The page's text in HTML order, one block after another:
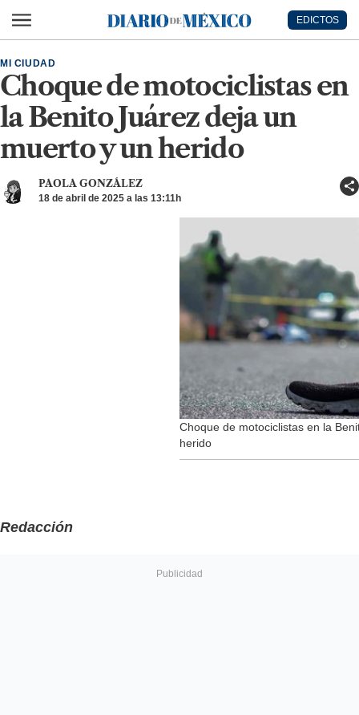
Diario de México
EDICTOS
Choque de motociclistas en
la Benito Juárez deja un
muerto y un herido
MI CIUDAD
PAOLA GONZÁLEZ
18 de abril de 2025 a las 13:11h
Choque de motociclistas en la
herido
Redacción